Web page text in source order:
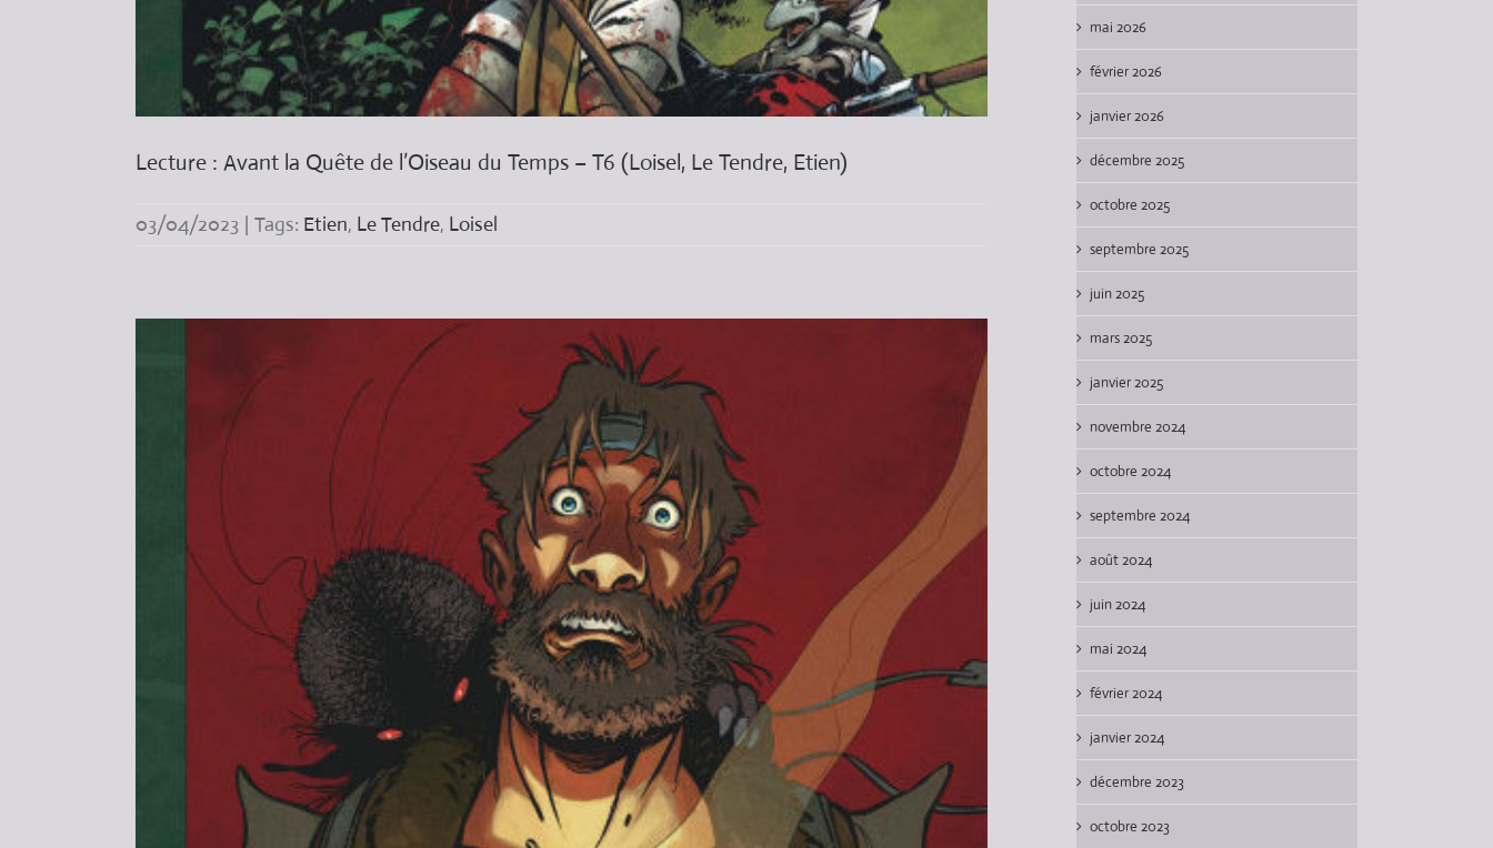
Lecture : Avant la Quête de l’Oiseau du Temps – T6 (Loisel, Le Tendre, Etien)
03/04/2023 | Tags: Etien, Le Tendre, Loisel
mai 2026
février 2026
janvier 2026
décembre 2025
octobre 2025
septembre 2025
juin 2025
mars 2025
janvier 2025
novembre 2024
octobre 2024
septembre 2024
août 2024
juin 2024
mai 2024
février 2024
janvier 2024
décembre 2023
octobre 2023